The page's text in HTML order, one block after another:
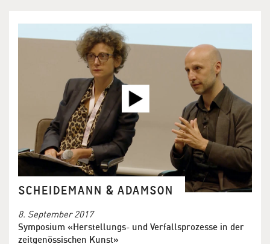
SCHEIDEMANN & ADAMSON
8. September 2017
Symposium «Herstellungs- und Verfallsprozesse in der
zeitgenössischen Kunst»